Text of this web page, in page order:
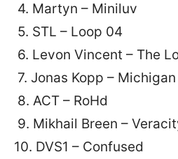
4. Martyn – Miniluv
5. STL – Loop 04
6. Levon Vincent – The
7. Jonas Kopp –
8. ACT – RoHd
9. Mikhail Breen –
10. DVS1 – Confused